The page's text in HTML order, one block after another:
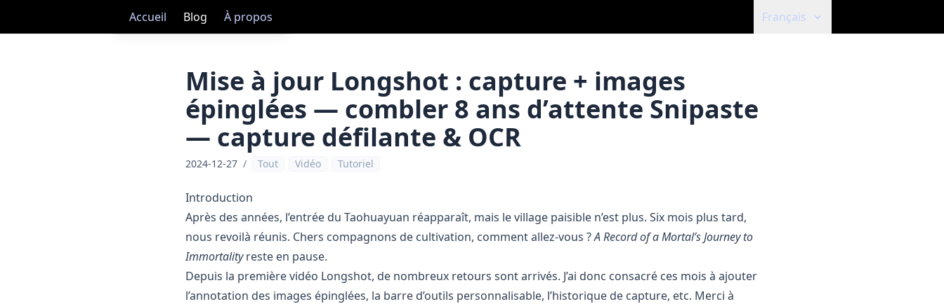
Accueil Blog À propos Français
Mise à jour Longshot : capture + images
épinglées — combler 8 ans d’attente Snipaste
— capture défilante & OCR
2024-12-27 / Tout Vidéo Tutoriel
Introduction
Après des années, l’entrée du Taohuayuan réapparaît, mais le village paisible n’est plus. Six mois plus tard,
nous revoilà réunis. Chers compagnons de cultivation, comment allez‑vous ?A Record of a Mortal’s Journey to
Immortalityreste en pause.
Depuis la première vidéo Longshot, de nombreux retours sont arrivés. J’ai donc consacré ces mois à ajouter
l’annotation des images épinglées, la barre d’outils personnalisable, l’historique de capture, etc. Merci à